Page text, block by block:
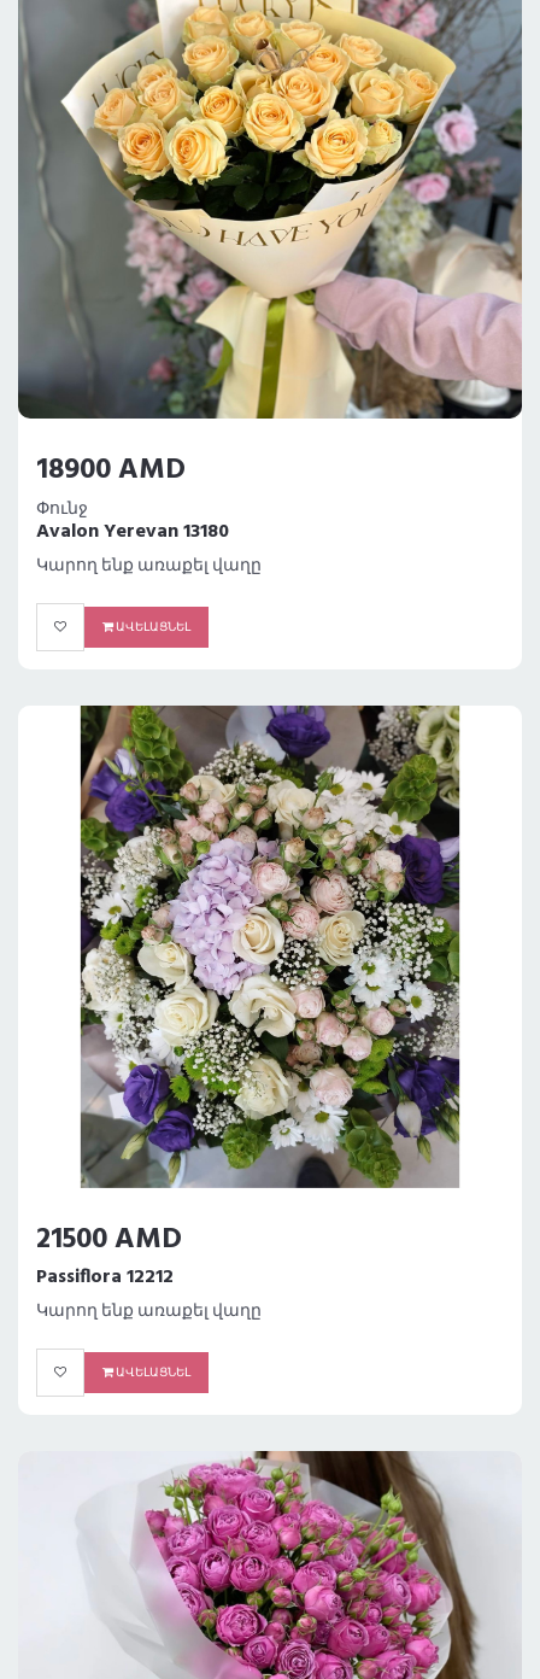
18900 AMD
Փունջ
Avalon Yerevan 13180
Կարող ենք առաքել վաղը
ԱՎԵԼԱՑՆԵԼ
21500 AMD
Passiflora 12212
Կարող ենք առաքել վաղը
ԱՎԵԼԱՑՆԵԼ